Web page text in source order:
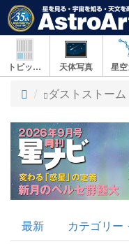
トピックス 天体写真
ト
プ
ダストストーム
AstroArts
最新 カテゴリー